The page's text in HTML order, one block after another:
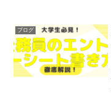
ブログ